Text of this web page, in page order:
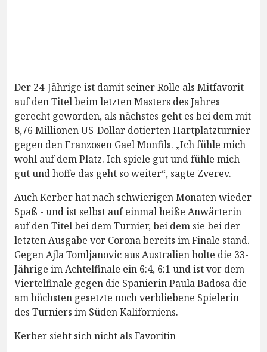
Der 24-Jährige ist damit seiner Rolle als Mitfavorit
auf den Titel beim letzten Masters des Jahres
gerecht geworden, als nächstes geht es bei dem mit
8,76 Millionen US-Dollar dotierten Hartplatzturnier
gegen den Franzosen Gael Monfils. „Ich fühle mich
wohl auf dem Platz. Ich spiele gut und fühle mich
gut und hoffe das geht so weiter“, sagte Zverev.
Auch Kerber hat nach schwierigen Monaten wieder
Spaß - und ist selbst auf einmal heiße Anwärterin
auf den Titel bei dem Turnier, bei dem sie bei der
letzten Ausgabe vor Corona bereits im Finale stand.
Gegen Ajla Tomljanovic aus Australien holte die 33-
Jährige im Achtelfinale ein 6:4, 6:1 und ist vor dem
Viertelfinale gegen die Spanierin Paula Badosa die
am höchsten gesetzte noch verbliebene Spielerin
des Turniers im Süden Kaliforniens.
Kerber sieht sich nicht als Favoritin